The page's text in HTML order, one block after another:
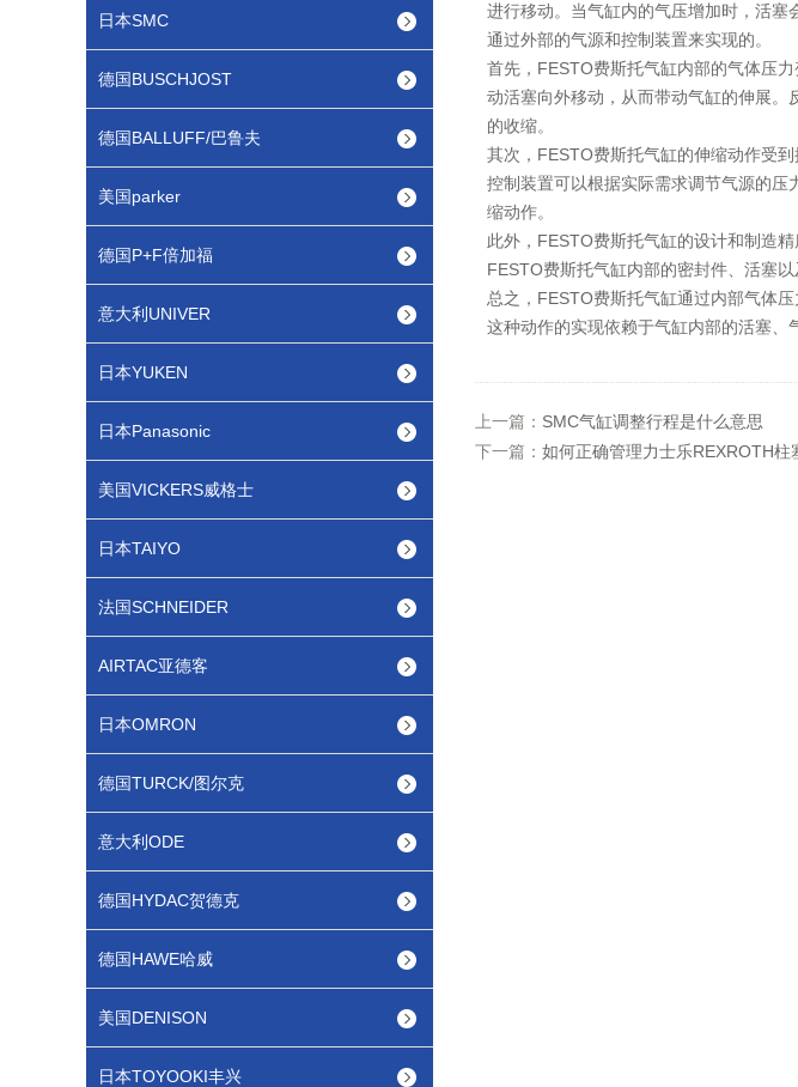
日本SMC
德国BUSCHJOST
德国BALLUFF/巴鲁夫
美国parker
德国P+F倍加福
意大利UNIVER
日本YUKEN
日本Panasonic
美国VICKERS威格士
日本TAIYO
法国SCHNEIDER
AIRTAC亚德客
日本OMRON
德国TURCK/图尔克
意大利ODE
德国HYDAC贺德克
德国HAWE哈威
美国DENISON
日本TOYOOKI丰兴
进行移动。当气缸内的气压增加时，活
通过外部的气源和控制装置来实现的。
首先，FESTO费斯托气缸内部的气体压
动活塞向外移动，从而带动气缸的伸展
的收缩。
其次，FESTO费斯托气缸的伸缩动作受到
控制装置可以根据实际需求调节气源的
缩动作。
此外，FESTO费斯托气缸的设计和制造
FESTO费斯托气缸内部的密封件、活塞
总之，FESTO费斯托气缸通过内部气体
这种动作的实现依赖于气缸内部的活塞、
上一篇： SMC气缸调整行程是什么意思
下一篇： 如何正确管理力士乐REXROTH